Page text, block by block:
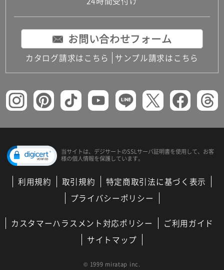
お問い合わせフォーム
カタログ請求はこちら サンプル請求はこちら
当サイトは、デジサートのSSLサーバ証明書を使用して、 お客
様の個人情報を保護しています。
利用規約 取引規約
特定商取引法に基づく表示
プライバシーポリシー
カスタマーハラスメント対応ポリシー
ご利用ガイド
サイトマップ
© 1999 miratap inc.